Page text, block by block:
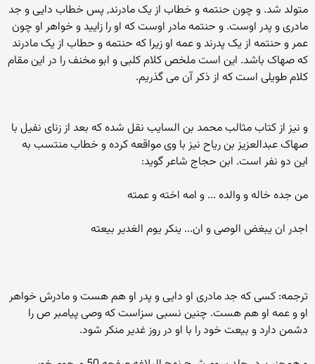
متولد شد. و چون حنتمه و خطاب از یک مادرند, پس خطاب دایی و جد
مادری و پدر اوست. و حنتمه مادر اوست که او را زایید و خواهر او چون
عمر و حنتمه از یک پدرند و عمه او زیرا که حنتمه و حطاب از یک مادرند
که صهاک باشد. این است ملخص کلام کلبی و ابو مخنف را در این مقام
کلام طویلی است که از ذکر آن می گذریم.
و نیز از کتاب مثالب محمد بن السایب نقل شده که بعد از زنای نفیل با
صهاک عبدالعزیز بن ریاح نیز با وی مواقعه کرده و خطاب منتسب به
این دو نفر است. ابن حجاج شاعر گوید:
من جده خاله و والده ... و امه اخته و عمته
اجدر ان یبغض الوصی و ان... ینکر یوم الغدیر بیعته
ترجمه: کسی که جد مادری او دایی و پدر او هم هست و مادرش خواهر
او و عمه او هم هست. چنین نسبی سزاست که وصی پیامبر ص را
دشمن دارد و بیعت خود را با او در روز غدیر منکر شود.